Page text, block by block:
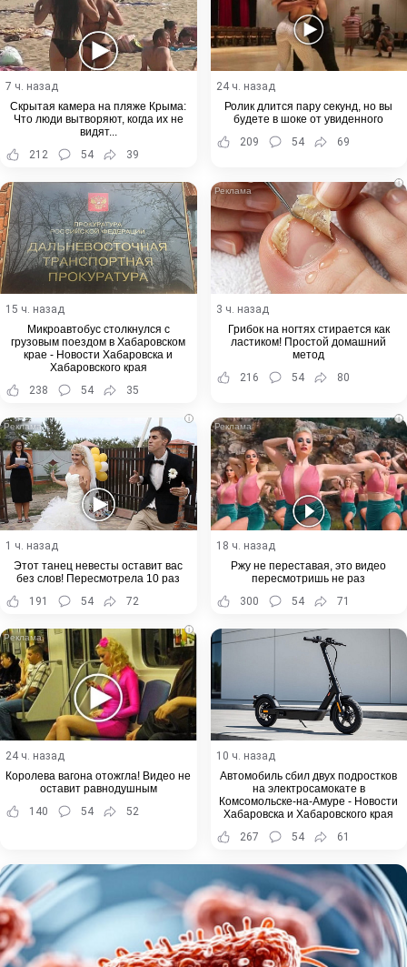
7 ч. назад
Скрытая камера на пляже Крыма:
Что люди вытворяют, когда их не
видят...
212
54 39
24 ч. назад
Ролик длится пару секунд, но вы
будете в шоке от увиденного
209
54 69
15 ч. назад
Микроавтобус столкнулся с
грузовым поездом в Хабаровском
крае - Новости Хабаровска и
Хабаровского края
238
54 35
i
3 ч. назад
Грибок на ногтях стирается как
ластиком! Простой домашний
метод
216
54 80
i
1 ч. назад
Этот танец невесты оставит вас
без слов! Пересмотрела 10 раз
191
54 72
i
18 ч. назад
Ржу не переставая, это видео
пересмотришь не раз
300
54 71
i
24 ч. назад
Королева вагона отожгла! Видео не
оставит равнодушным
140
54 52
10 ч. назад
Автомобиль сбил двух подростков
на электросамокате в
Комсомольске-на-Амуре - Новости
Хабаровска и Хабаровского края
267
54 61